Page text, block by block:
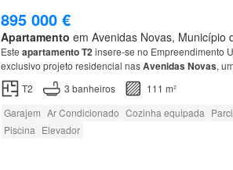
895 000 €
Apartamento em Avenidas Novas, Município
Este apartamentoT2insere-se no Empreendimento
exclusivo projeto residencial nasAvenidas Novas,
Localizado num dos bairros mais tranquilos,
T2 3 banheiros
111 m²
Garajem Ar Condicionado Cozinha equipada
Piscina Elevador